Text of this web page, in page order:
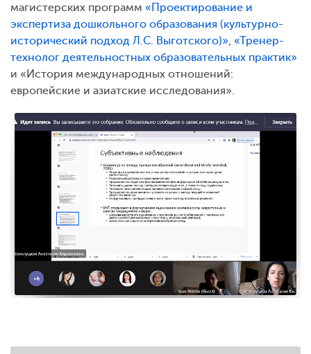
магистерских программ «Проектирование и
экспертиза дошкольного образования (культурно-
исторический подход Л.С. Выготского)», «Тренер-
технолог деятельностных образовательных практик»
и «История международных отношений:
европейские и азиатские исследования».